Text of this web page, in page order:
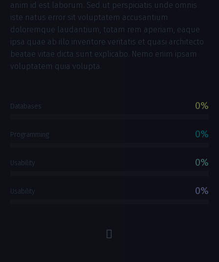
anim id est laborum. Sed ut perspiciatis unde omnis
iste natus error sit voluptatem accusantium
doloremque laudantium, totam rem aperiam, eaque
ipsa quae ab illo inventore veritatis et quasi architecto
beatae vitae dicta sunt explicabo. Nemo enim ipsam
voluptatem quia volupta.
Databases 0%
Programming 0%
Usability 0%
Usability 0%

